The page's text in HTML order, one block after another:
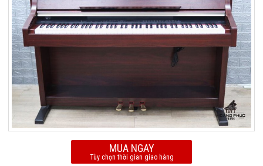
MUA NGAY
Tùy chọn thời gian giao hàng